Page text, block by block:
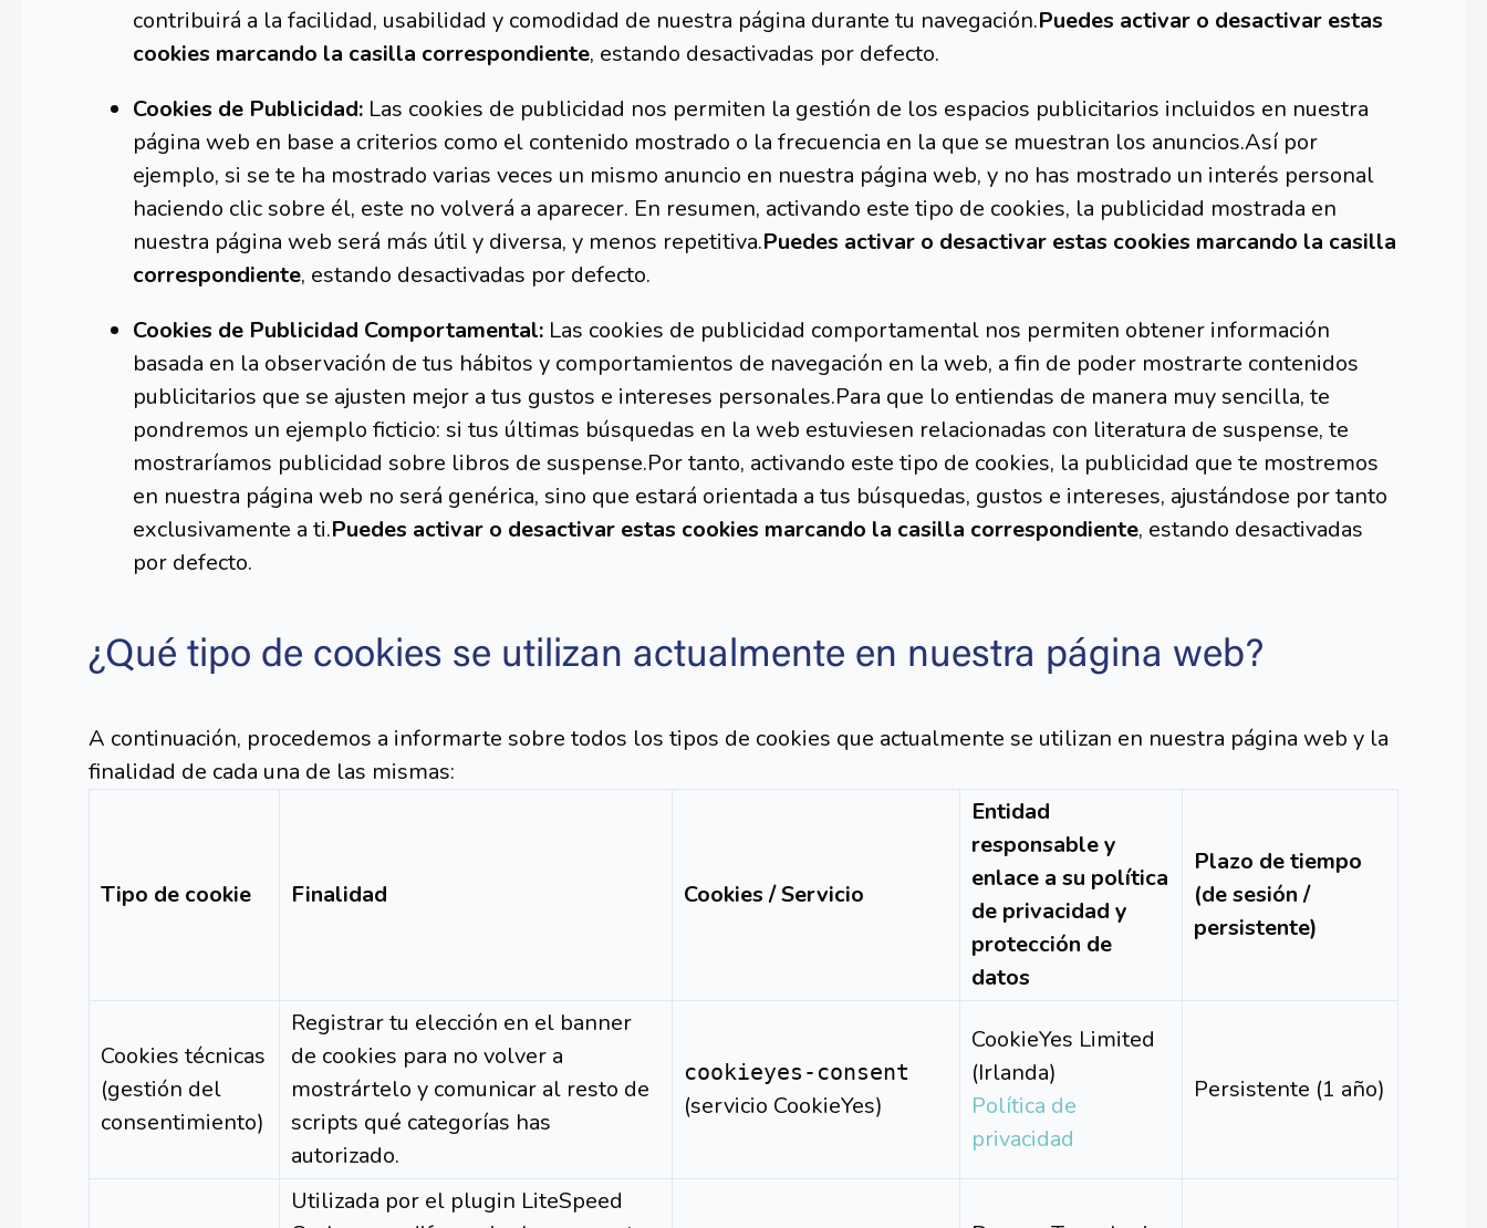
contribuirá a la facilidad, usabilidad y comodidad de nuestra página durante tu navegación.Puedes activar o desactivar estas
cookies marcando la casilla correspondiente, estando desactivadas por defecto.
Cookies de Publicidad: Las cookies de publicidad nos permiten la gestión de los espacios publicitarios incluidos en nuestra
página web en base a criterios como el contenido mostrado o la frecuencia en la que se muestran los anuncios.Así por
ejemplo, si se te ha mostrado varias veces un mismo anuncio en nuestra página web, y no has mostrado un interés personal
haciendo clic sobre él, este no volverá a aparecer. En resumen, activando este tipo de cookies, la publicidad mostrada en
nuestra página web será más útil y diversa, y menos repetitiva.Puedes activar o desactivar estas cookies marcando la casilla
correspondiente, estando desactivadas por defecto.
Cookies de Publicidad Comportamental: Las cookies de publicidad comportamental nos permiten obtener información
basada en la observación de tus hábitos y comportamientos de navegación en la web, a fin de poder mostrarte contenidos
publicitarios que se ajusten mejor a tus gustos e intereses personales.Para que lo entiendas de manera muy sencilla, te
pondremos un ejemplo ficticio: si tus últimas búsquedas en la web estuviesen relacionadas con literatura de suspense, te
mostraríamos publicidad sobre libros de suspense.Por tanto, activando este tipo de cookies, la publicidad que te mostremos
en nuestra página web no será genérica, sino que estará orientada a tus búsquedas, gustos e intereses, ajustándose por tanto
exclusivamente a ti.Puedes activar o desactivar estas cookies marcando la casilla correspondiente, estando desactivadas
por defecto.
¿Qué tipo de cookies se utilizan actualmente en nuestra página web?
A continuación, procedemos a informarte sobre todos los tipos de cookies que actualmente se utilizan en nuestra página web y la
finalidad de cada una de las mismas:
Tipo de cookie Finalidad Cookies / Servicio
Entidad
responsable y
enlace a su política
de privacidad y
protección de
datos
Plazo de tiempo
(de sesión /
persistente)
Cookies técnicas
(gestión del
consentimiento)
Registrar tu elección en el banner
de cookies para no volver a
mostrártelo y comunicar al resto de
scripts qué categorías has
autorizado.
cookieyes-consent
(servicio CookieYes)
CookieYes Limited
(Irlanda)
Política de
privacidad
Persistente (1 año)
Utilizada por el plugin LiteSpeed